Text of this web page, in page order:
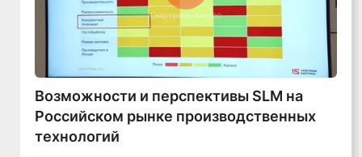
Смотреть видео
Возможности и перспективы SLM на
Российском рынке производственных
технологий